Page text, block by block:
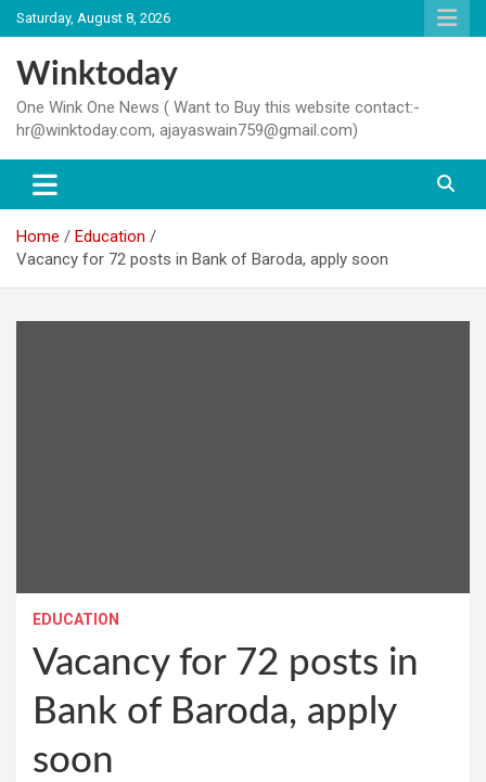
Skip
to
content
Saturday, August 8, 2026
Winktoday
One Wink One News ( Want to Buy this website contact:-
hr@winktoday.com, ajayaswain759@gmail.com)
Home
Education
Vacancy for 72 posts in Bank of Baroda, apply soon
EDUCATION
Vacancy for 72 posts in
Bank of Baroda, apply
soon